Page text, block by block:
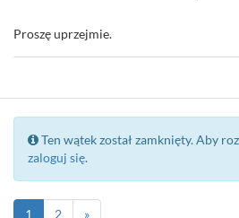
Proszę uprzejmie.
Ten wątek został zamknięty. Aby
zaloguj się.
1 2 »